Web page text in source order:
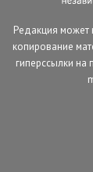
Редакция может
копирование
гиперссылки на